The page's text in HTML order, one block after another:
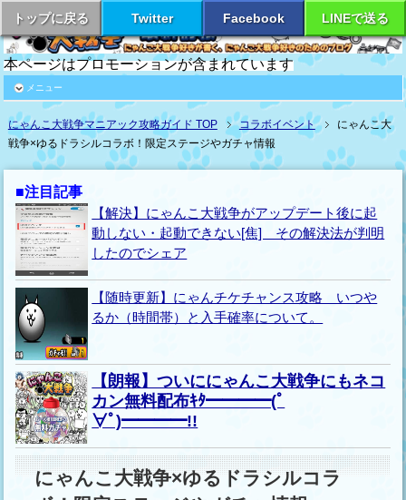
トップに戻る Twitter Facebook LINEで送る
本ページはプロモーションが含まれています
メニュー
にゃんこ大戦争マニアック攻略ガイド TOP コラボイベント
にゃんこ大
戦争×ゆるドラシルコラボ！限定ステージやガチャ情報
■注目記事
【解決】にゃんこ大戦争がアップデート後に起
動しない・起動できない[焦] その解決法が判明
したのでシェア
【随時更新】にゃんチケチャンス攻略 いつや
るか（時間帯）と入手確率について。
【朗報】ついににゃんこ大戦争にもネコ
カン無料配布ｷﾀ━━━━(ﾟ
∀ﾟ)━━━━!!
にゃんこ大戦争×ゆるドラシルコラ